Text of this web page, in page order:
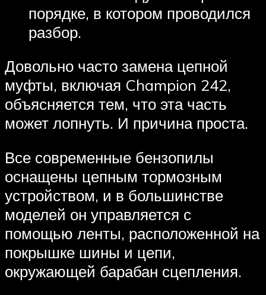
порядке, в котором проводился
разбор.
Довольно часто замена цепной
муфты, включая Champion 242,
объясняется тем, что эта часть
может лопнуть. И причина проста.
Все современные бензопилы
оснащены цепным тормозным
устройством, и в большинстве
моделей он управляется с
помощью ленты, расположенной на
покрышке шины и цепи,
окружающей барабан сцепления.